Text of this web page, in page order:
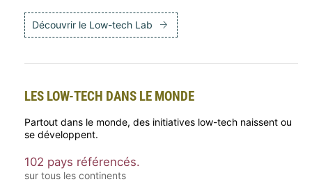
Découvrir le Low-tech Lab
LES LOW-TECH DANS LE MONDE
Partout dans le monde, des initiatives low-tech naissent ou
se développent.
102 pays référencés.
sur tous les continents